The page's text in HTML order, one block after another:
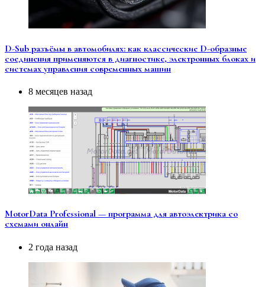
D-Sub разъёмы в автомобилях: как классические D-образные
соединения применяются в диагностике, электронных блоках и
системах управления современных машин
8 месяцев назад
MotorData Professional — программа для автоэлектрика со
схемами онлайн
2 года назад